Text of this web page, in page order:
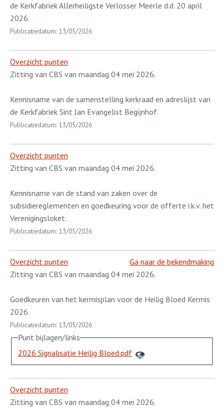
de Kerkfabriek Allerheiligste Verlosser Meerle d.d. 20 april
2026.
Publicatiedatum: 13/05/2026
Overzicht punten
Zitting van CBS van maandag 04 mei 2026.
Kennisname van de samenstelling kerkraad en adreslijst van
de Kerkfabriek Sint Jan Evangelist Begijnhof.
Publicatiedatum: 13/05/2026
Overzicht punten
Zitting van CBS van maandag 04 mei 2026.
Kennisname van de stand van zaken over de
subsidiereglementen en goedkeuring voor de offerte i.k.v. het
Verenigingsloket.
Publicatiedatum: 13/05/2026
Overzicht punten
Ga naar de bekendmaking
Zitting van CBS van maandag 04 mei 2026.
Goedkeuren van het kermisplan voor de Heilig Bloed Kermis
2026.
Publicatiedatum: 13/05/2026
Punt bijlagen/links
2026 Signalisatie Heilig Bloed.pdf
Overzicht punten
Zitting van CBS van maandag 04 mei 2026.